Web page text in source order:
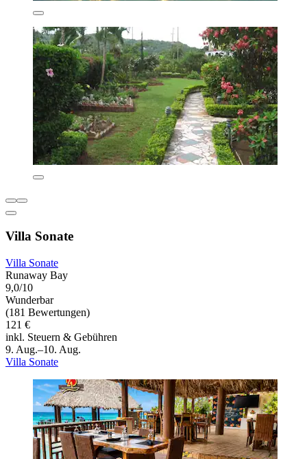
Villa Sonate
Villa Sonate
Runaway Bay
9,0/10
Wunderbar
(181 Bewertungen)
121 €
inkl. Steuern & Gebühren
9. Aug.–10. Aug.
Villa Sonate